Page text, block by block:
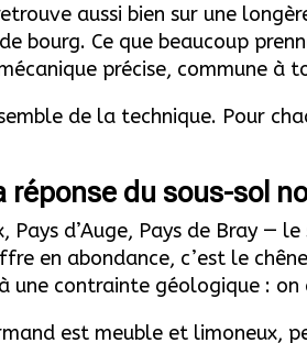
aussi bien sur une
bourg. Ce que beaucoup
précise, commune à
de la technique. Pour
réponse du sous-sol
Pays d’Auge, Pays de Bray
en abondance, c’est le
une contrainte géologique :
est meuble et limoneux,